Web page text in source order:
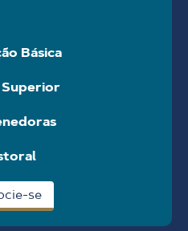
Básica
Superior
se